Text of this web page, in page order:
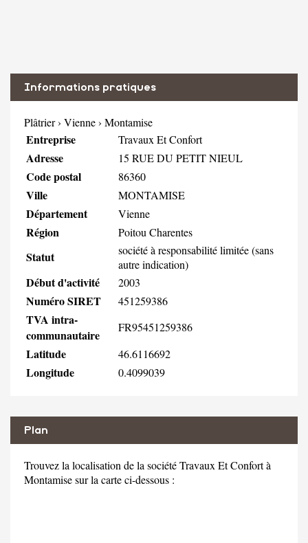
Informations pratiques
Plâtrier› Vienne› Montamise
Entreprise Travaux Et Confort
Adresse 15 RUE DU PETIT NIEUL
Code postal 86360
Ville MONTAMISE
Département Vienne
Région Poitou Charentes
Statut
société à responsabilité limitée (sans
autre indication)
Début d'activité 2003
Numéro SIRET 451259386
TVA intra-
communautaire
FR95451259386
Latitude 46.6116692
Longitude 0.4099039
Plan
Trouvez la localisation de la société Travaux Et Confort à
Montamise sur la carte ci-dessous :